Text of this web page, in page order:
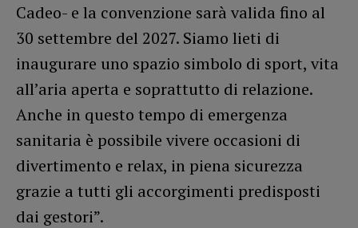
Cadeo- e la convenzione sarà valida fino al
30 settembre del 2027. Siamo lieti di
inaugurare uno spazio simbolo di sport, vita
all’aria aperta e soprattutto di relazione.
Anche in questo tempo di emergenza
sanitaria è possibile vivere occasioni di
divertimento e relax, in piena sicurezza
grazie a tutti gli accorgimenti predisposti
dai gestori”.